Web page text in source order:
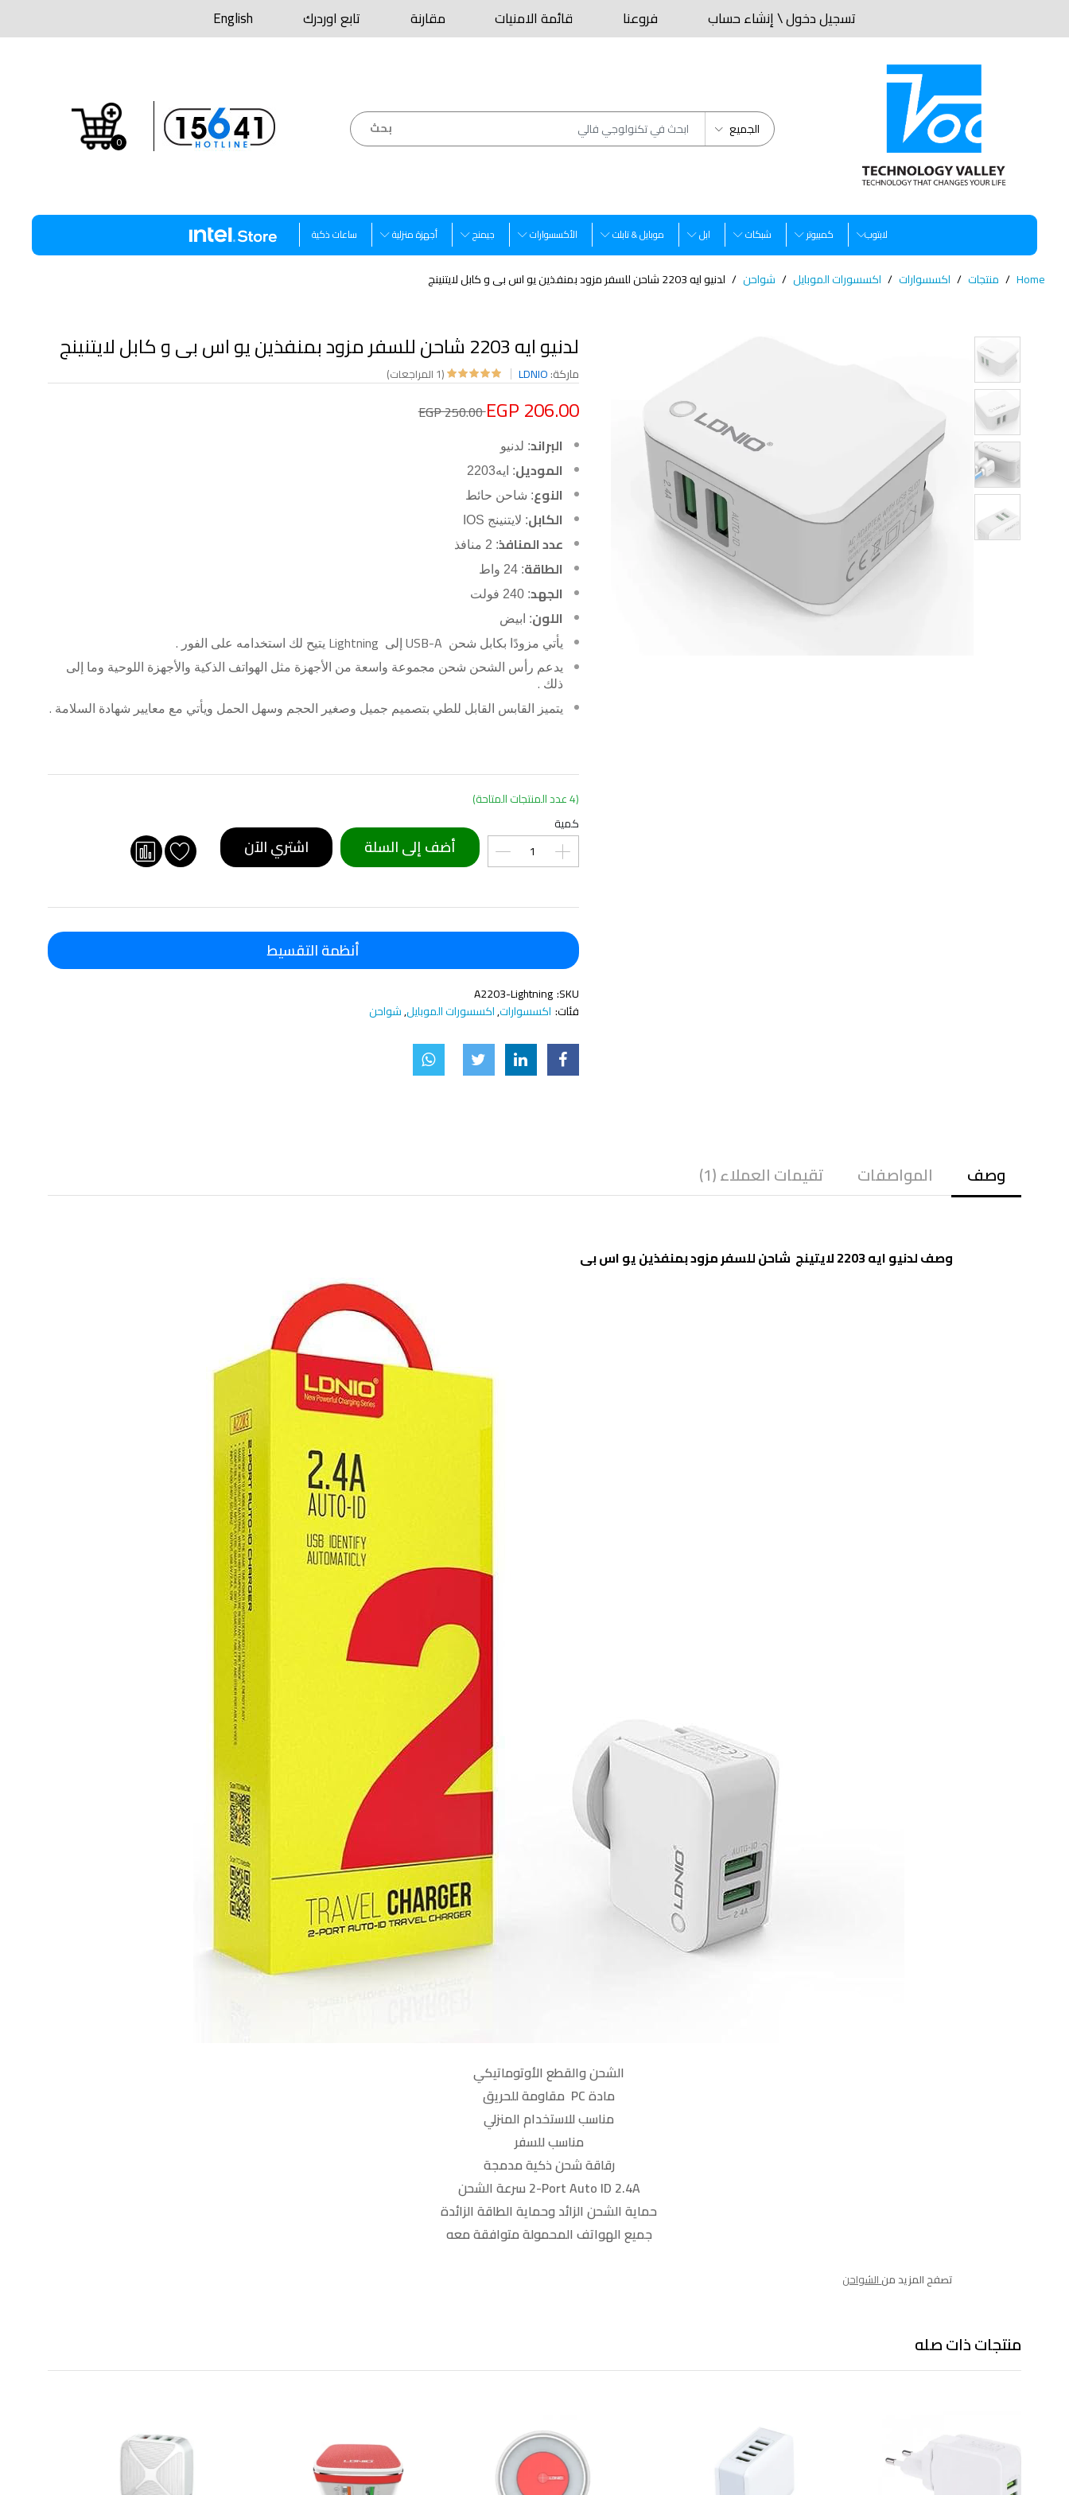
English تابع اوردرك مقارنة قائمة الامنيات فروعنا تسجيل دخول\إنشاء حساب
الجميع بحث
0
لابتوب كمبيوتر شبكات ابل موبايل & تابلت الأكسسوارات جيمنج أجهزة منزلية ساعات ذكية
Home منتجات اكسسوارات اكسسورات الموبايل شواحن لدنيو ايه 2203 شاحن للسفر مزود بمنفذين يو اس بى و كابل لايتنينج
لدنيو ايه 2203 شاحن للسفر مزود بمنفذين يو اس بى و كابل لايتنينج
ماركة:LDNIO (1 المراجعات)
EGP 250.00EGP 206.00
البراند: لدنيو
الموديل: ايه2203
النوع: شاحن حائط
الكابل: لايتنينج IOS
عدد المنافذ: 2 منافذ
الطاقة: 24 واط
الجهد: 240 فولت
اللون: ابيض
يأتي مزودًا بكابل شحن USB-A إلى Lightning يتيح لك استخدامه على الفور .
يدعم رأس الشحن شحن مجموعة واسعة من الأجهزة مثل الهواتف الذكية والأجهزة اللوحية وما إلى
ذلك .
يتميز القابس القابل للطي بتصميم جميل وصغير الحجم وسهل الحمل ويأتي مع معايير شهادة السلامة .
(4 عدد المنتجات المتاحة)
كمية
أضف إلى السلة اشتري الآن
أنظمة التقسيط
SKU:
A2203-Lightning
فئات: اكسسوارات,اكسسورات الموبايل,شواحن
وصف المواصفات تقيمات العملاء (1)
وصف لدنيو ايه 2203 لايتينج شاحن للسفر مزود بمنفذين يو اس بى
الشحن والقطع الأوتوماتيكي
مادةPC مقاومة للحريق
مناسب للاستخدام المنزلي
مناسب للسفر
رقاقة شحن ذكية مدمجة
2-Port Auto ID 2.4A سرعة الشحن
حماية الشحن الزائد وحماية الطاقة الزائدة
جميع الهواتف المحمولة متوافقة معه
تصفح المزيد منالشواحن
منتجات ذات صله
للسفر مزود بمنفذين يو اس بى مع
كابل نوع سي
EGP 206.00EGP 250.00